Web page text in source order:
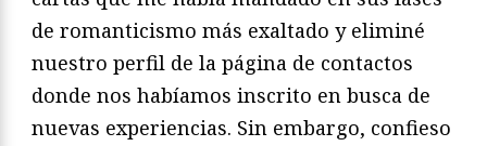
de romanticismo más exaltado y eliminé
nuestro perfil de la página de contactos
donde nos habíamos inscrito en busca de
nuevas experiencias. Sin embargo, confieso